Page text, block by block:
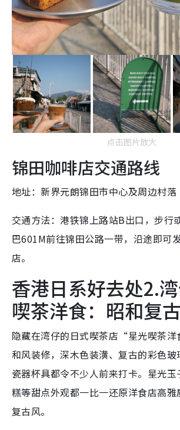
点击图片放大
锦田咖啡店交通路线
地址：新界元朗锦田市中心及周边村落
交通方法：港铁锦上路站B出口，步行
巴601M前往锦田公路一带，沿途即可
店。
香港日系好去处2.
喫茶洋食：昭和复
隐藏在湾仔的日式喫茶店“星光喫茶
和风装修，深木色装潢、复古的彩色玻
瓷器杯具都令不少人前来打卡。星光
糕等甜点外观都一比一还原洋食店高雅
复古风。